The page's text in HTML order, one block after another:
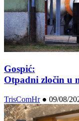
Gospić:
Otpadni zločin u
TrisComHr● 09/08/